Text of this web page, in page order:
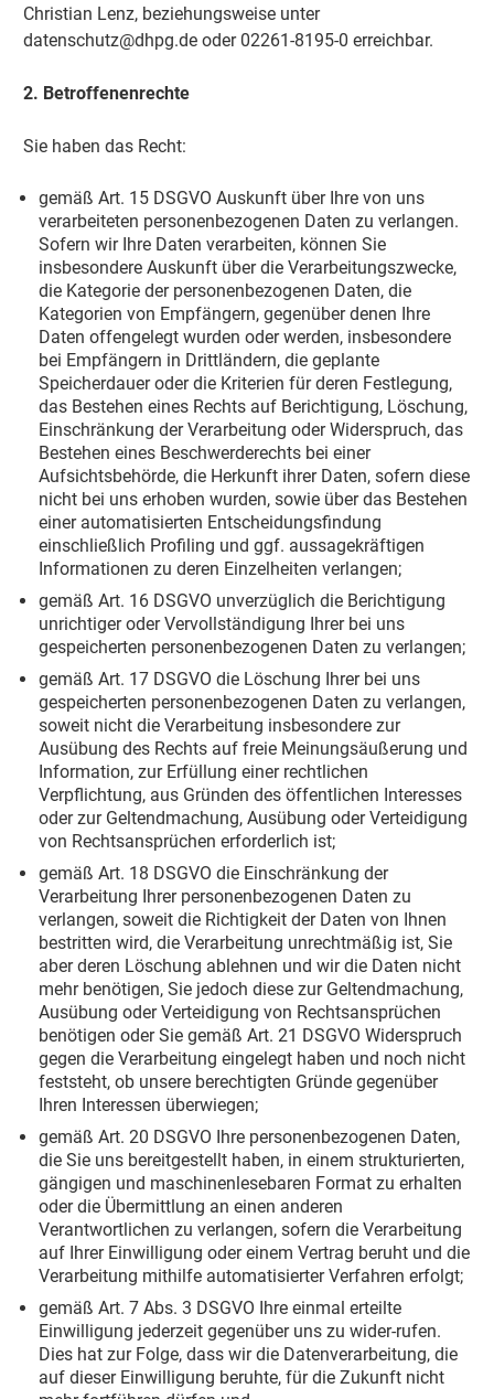
Christian Lenz, beziehungsweise unter
datenschutz@dhpg.de oder 02261-8195-0 erreichbar.
2. Betroffenenrechte
Sie haben das Recht:
gemäß Art. 15 DSGVO Auskunft über Ihre von uns
verarbeiteten personenbezogenen Daten zu verlangen.
Sofern wir Ihre Daten verarbeiten, können Sie
insbesondere Auskunft über die Verarbeitungszwecke,
die Kategorie der personenbezogenen Daten, die
Kategorien von Empfängern, gegenüber denen Ihre
Daten offengelegt wurden oder werden, insbesondere
bei Empfängern in Drittländern, die geplante
Speicherdauer oder die Kriterien für deren Festlegung,
das Bestehen eines Rechts auf Berichtigung, Löschung,
Einschränkung der Verarbeitung oder Widerspruch, das
Bestehen eines Beschwerderechts bei einer
Aufsichtsbehörde, die Herkunft ihrer Daten, sofern diese
nicht bei uns erhoben wurden, sowie über das Bestehen
einer automatisierten Entscheidungsfindung
einschließlich Profiling und ggf. aussagekräftigen
Informationen zu deren Einzelheiten verlangen;
gemäß Art. 16 DSGVO unverzüglich die Berichtigung
unrichtiger oder Vervollständigung Ihrer bei uns
gespeicherten personenbezogenen Daten zu verlangen;
gemäß Art. 17 DSGVO die Löschung Ihrer bei uns
gespeicherten personenbezogenen Daten zu verlangen,
soweit nicht die Verarbeitung insbesondere zur
Ausübung des Rechts auf freie Meinungsäußerung und
Information, zur Erfüllung einer rechtlichen
Verpflichtung, aus Gründen des öffentlichen Interesses
oder zur Geltendmachung, Ausübung oder Verteidigung
von Rechtsansprüchen erforderlich ist;
gemäß Art. 18 DSGVO die Einschränkung der
Verarbeitung Ihrer personenbezogenen Daten zu
verlangen, soweit die Richtigkeit der Daten von Ihnen
bestritten wird, die Verarbeitung unrechtmäßig ist, Sie
aber deren Löschung ablehnen und wir die Daten nicht
mehr benötigen, Sie jedoch diese zur Geltendmachung,
Ausübung oder Verteidigung von Rechtsansprüchen
benötigen oder Sie gemäß Art. 21 DSGVO Widerspruch
gegen die Verarbeitung eingelegt haben und noch nicht
feststeht, ob unsere berechtigten Gründe gegenüber
Ihren Interessen überwiegen;
gemäß Art. 20 DSGVO Ihre personenbezogenen Daten,
die Sie uns bereitgestellt haben, in einem strukturierten,
gängigen und maschinenlesebaren Format zu erhalten
oder die Übermittlung an einen anderen
Verantwortlichen zu verlangen, sofern die Verarbeitung
auf Ihrer Einwilligung oder einem Vertrag beruht und die
Verarbeitung mithilfe automatisierter Verfahren erfolgt;
gemäß Art. 7 Abs. 3 DSGVO Ihre einmal erteilte
Einwilligung jederzeit gegenüber uns zu wider-rufen.
Dies hat zur Folge, dass wir die Datenverarbeitung, die
auf dieser Einwilligung beruhte, für die Zukunft nicht